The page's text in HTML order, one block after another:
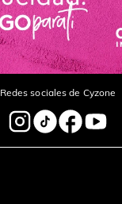
Redes sociales de Cyzone